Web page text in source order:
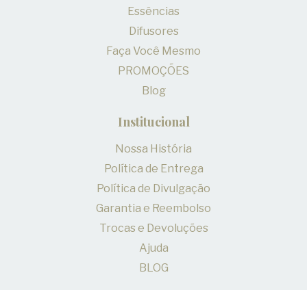
Essências
Difusores
Faça Você Mesmo
PROMOÇÕES
Blog
Institucional
Nossa História
Política de Entrega
Política de Divulgação
Garantia e Reembolso
Trocas e Devoluções
Ajuda
BLOG